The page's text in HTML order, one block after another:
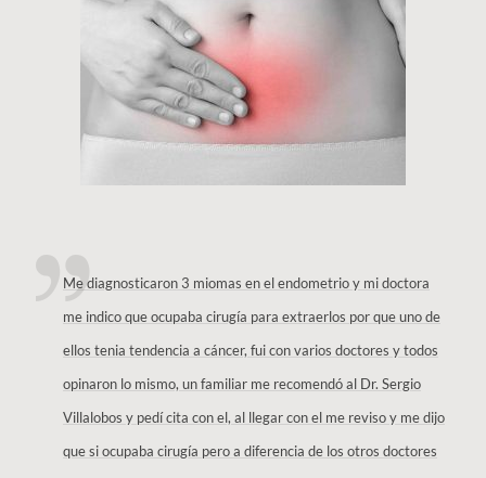
Me diagnosticaron 3 miomas en el endometrio y mi doctora
me indico que ocupaba cirugía para extraerlos por que uno de
ellos tenia tendencia a cáncer, fui con varios doctores y todos
opinaron lo mismo, un familiar me recomendó al Dr. Sergio
Villalobos y pedí cita con el, al llegar con el me reviso y me dijo
que si ocupaba cirugía pero a diferencia de los otros doctores